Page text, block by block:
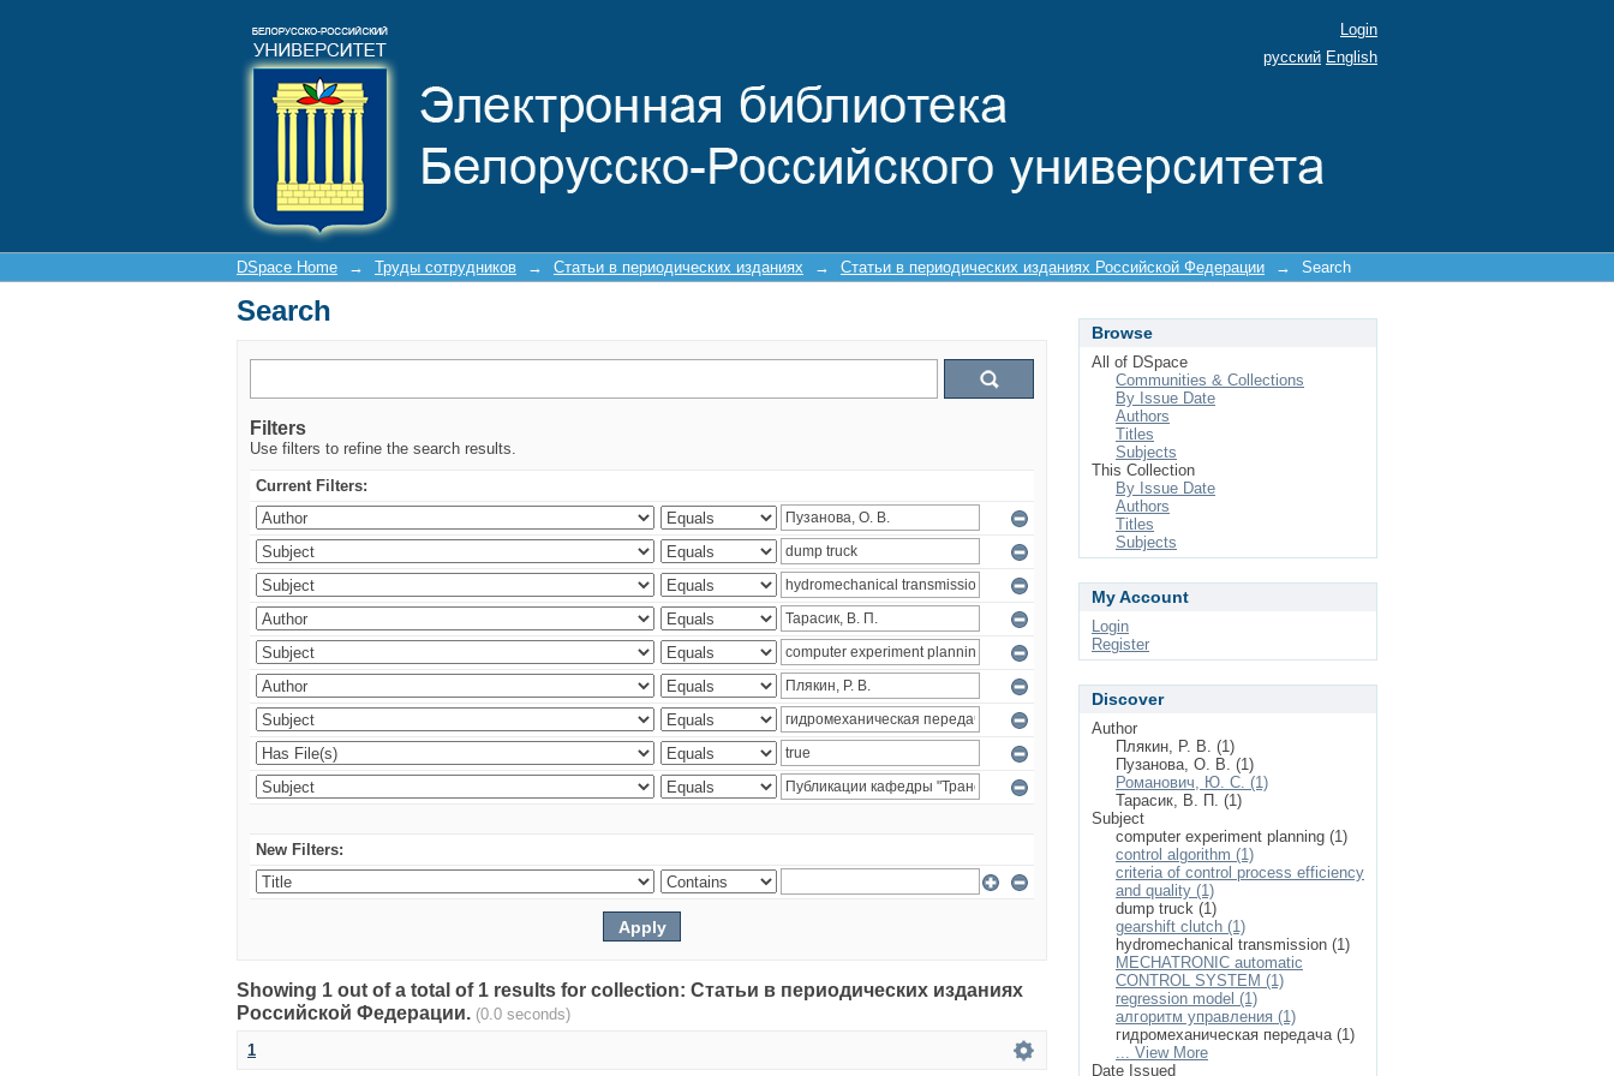
Login
русский English
DSpace Home → Труды сотрудников → Статьи в периодических изданиях → Статьи в периодических изданиях Российской Федерации → Search
Search
Filters
Use filters to refine the search results.
Current Filters:
New Filters:
Showing 1 out of a total of 1 results for collection: Статьи в периодических изданиях
Российской Федерации. (0.0 seconds)
1
Browse
All of DSpace
Communities & Collections
By Issue Date
Authors
Titles
Subjects
This Collection
By Issue Date
Authors
Titles
Subjects
My Account
Login
Register
Discover
Author
Плякин, Р. В. (1)
Пузанова, О. В. (1)
Романович, Ю. С. (1)
Тарасик, В. П. (1)
Subject
computer experiment planning (1)
control algorithm (1)
criteria of control process efficiency
and quality (1)
dump truck (1)
gearshift clutch (1)
hydromechanical transmission (1)
MECHATRONIC automatic
CONTROL SYSTEM (1)
regression model (1)
алгоритм управления (1)
гидромеханическая передача (1)
... View More
Date Issued